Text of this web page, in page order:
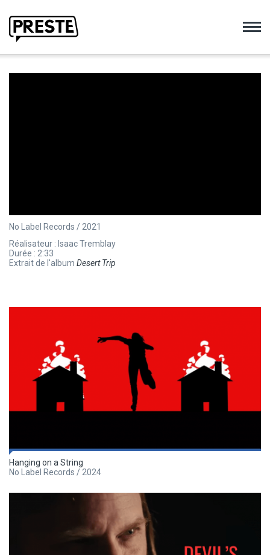
No Label Records / 2021
Réalisateur : Isaac Tremblay
Durée : 2:33
Extrait de l'album Desert Trip
Hanging on a String
No Label Records / 2024